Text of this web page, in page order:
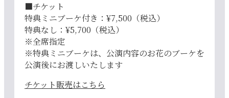
■チケット
特典ミニブーケ付き：¥7,500（税込）
特典なし：¥5,700（税込）
※全席指定
※特典ミニブーケは、公演内容のお花のブーケを
公演後にお渡しいたします
チケット販売はこちら